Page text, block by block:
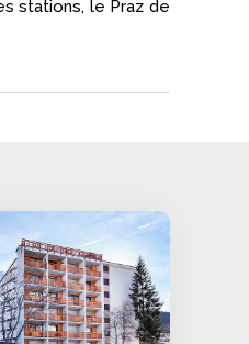
stations, le Praz de
sur les
faciles, les zones
que les parents